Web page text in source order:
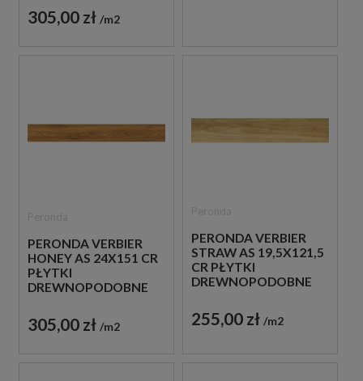
305,00 zł m2
PERONDA VERBIER
HONEY AS 24X151 CR
PŁYTKI
DREWNOPODOBNE
305,00 zł m2
PERONDA VERBIER
STRAW AS 19,5X121,5
CR PŁYTKI
DREWNOPODOBNE
255,00 zł m2